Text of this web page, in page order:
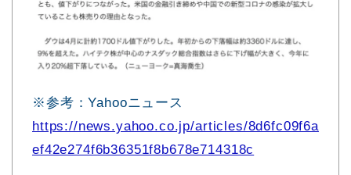
※参考：Yahooニュース
https://news.yahoo.co.jp/articles/8d6fc09f6a
ef42e274f6b36351f8b678e714318c